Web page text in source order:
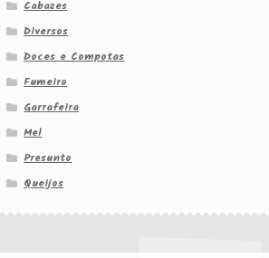
Cabazes
Diversos
Doces e Compotas
Fumeiro
Garrafeira
Mel
Presunto
Queijos